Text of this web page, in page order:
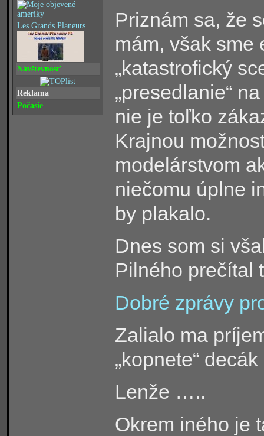
Les Grands Planeurs
Návštevnosť
Reklama
Počasie
Priznám sa, že
mám, však
„katastrofický
„presedlanie“
nie je toľko
Krajnou
modelárstvom
niečomu úplne
by plakalo.
Dnes som si
Pilného prečítal
Dobré zprávy
Zalialo ma
„kopnete“
Lenže …..
Okrem iného je